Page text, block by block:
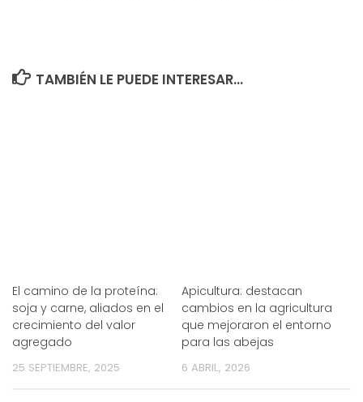
TAMBIÉN LE PUEDE INTERESAR...
El camino de la proteína:
soja y carne, aliados en el
crecimiento del valor
agregado
25 SEPTIEMBRE, 2025
Apicultura: destacan
cambios en la agricultura
que mejoraron el entorno
para las abejas
6 ABRIL, 2026